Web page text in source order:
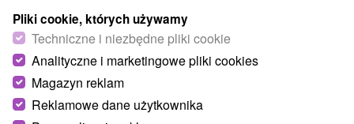
Nitra(1) Prievidza
Pliki cookie, których używamy
Techniczne i niezbędne pliki cookie
Analityczne i marketingowe pliki cookies
Magazyn reklam
Reklamowe dane użytkownika